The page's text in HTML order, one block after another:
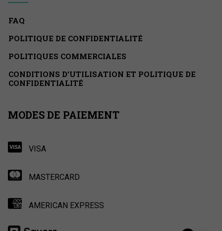
FAQ
POLITIQUE DE CONFIDENTIALITÉ
POLITIQUES COMMERCIALES
CONDITIONS D’UTILISATION ET POLITIQUE DE
CONFIDENTIALITÉ
MODES DE PAIEMENT
VISA
MASTERCARD
AMERICAN EXPRESS